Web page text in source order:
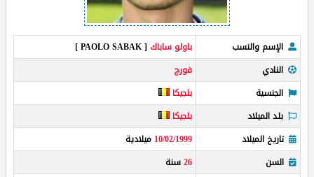
الإسم والنسب باولو ساباك [ PAOLO SABAK ]
النادي
فورج
الجنسية
بلجيكا
بلد الميلاد
بلجيكا
تاريخ الميلاد
10/02/1999 ميلادية
السن
26سنة